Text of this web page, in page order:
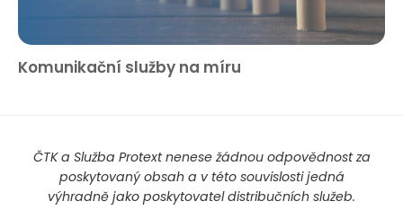
Komunikační služby na míru
ČTK a Služba Protext nenese žádnou odpovědnost za
poskytovaný obsah a v této souvislosti jedná
výhradně jako poskytovatel distribučních služeb.